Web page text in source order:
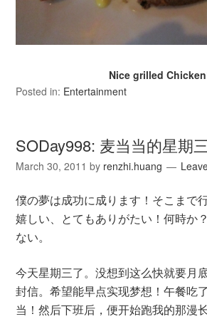
Nice grilled
Posted in: Entertainment
SODay998: 麦当当的星期
March 30, 2011 by renzhi.huang
僕の夢は成功に成ります！そこまで
嬉しい、とてもありがたい！何時か
ない。
今天星期三了。没想到这么快就要月
封信。希望能早点实现梦想！午餐吃
当！然后下班后，便开始跑我的那漫